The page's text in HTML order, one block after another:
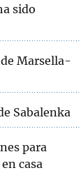
sido
Marsella-
Sabalenka
para
casa